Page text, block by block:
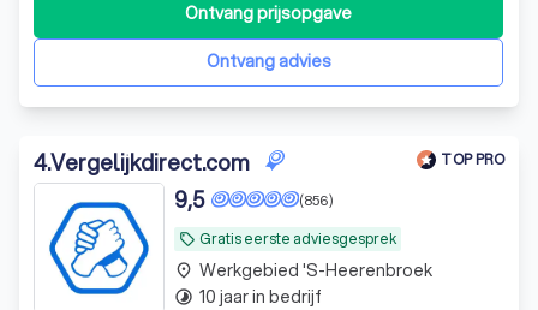
Ontvang advies
Ontvang prijsopgave
4.Vergelijkdirect.com TOP PRO
local_offer Gratis eerste adviesgesprek
(856)
9,5
place Werkgebied 's-Heerenbroek
timelapse 10 jaar in bedrijf